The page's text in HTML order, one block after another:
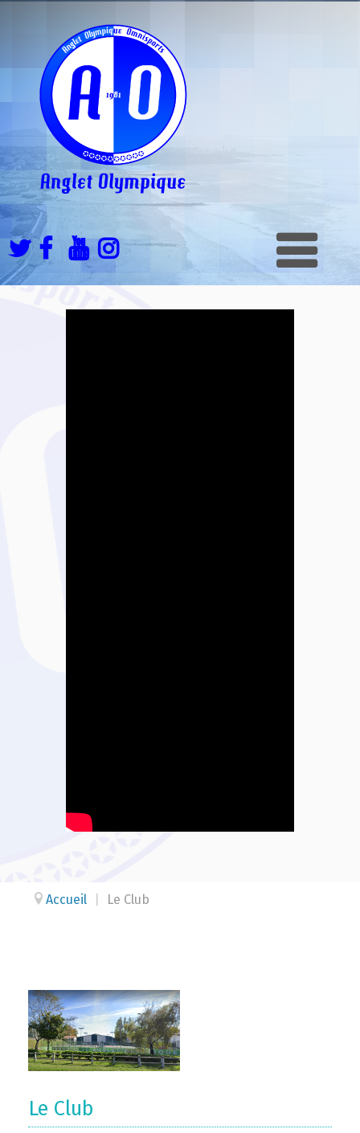
Accueil Le Club
Le Club